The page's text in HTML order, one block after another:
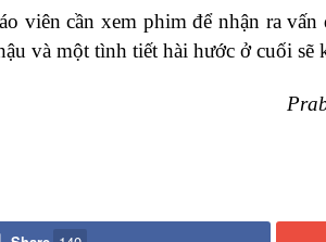
viên cần xem phim để nhận ra
và một tình tiết hài hước ở cuối